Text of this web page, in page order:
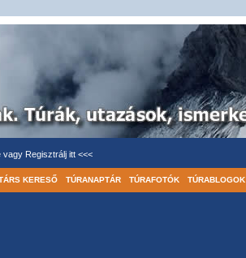
vagy Regisztrálj itt <<<
KERESŐ TÚRANAPTÁR TÚRAFOTÓK TÚRABLOGOK